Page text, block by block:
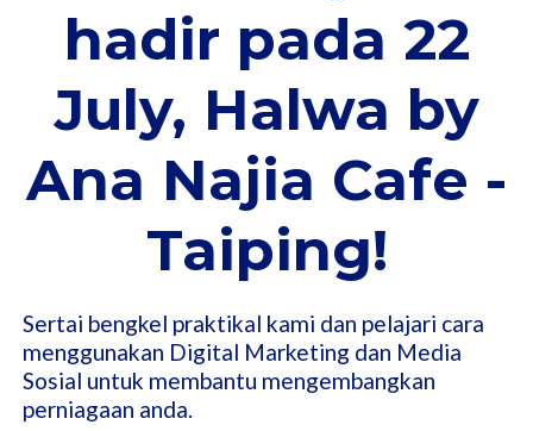
hadir pada 22
July, Halwa by
Ana Najia Cafe -
Taiping!
Sertai bengkel praktikal kami dan pelajari cara
menggunakan Digital Marketing dan Media
Sosial untuk membantu mengembangkan
perniagaan anda.